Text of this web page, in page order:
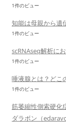
1件のビュー
知能は母親から遺
1件のビュー
scRNAseq解析に
1件のビュー
唾液腺とは？どこ
1件のビュー
筋萎縮性側索硬化
ダラボン（